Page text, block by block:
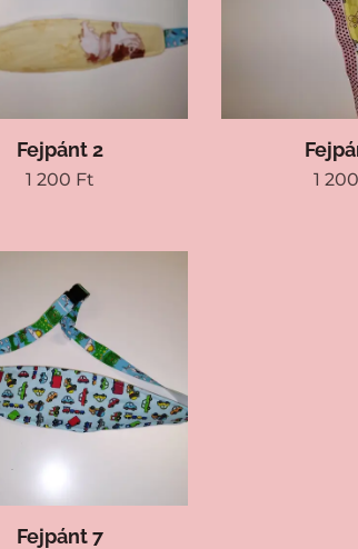
Fejpánt 2
1 200 Ft 1 200
Fejpánt 7